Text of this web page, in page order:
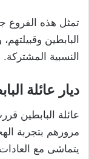
تمثل هذه الفروع
البابطين
النسبية المشتركة.
ديار عائلة
عائلة البابطين
مرورهم بتجربة
يتماشى مع العادات